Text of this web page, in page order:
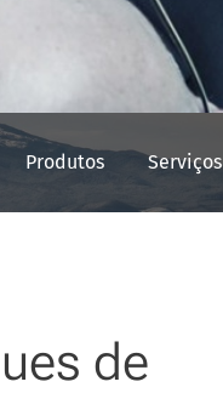
Produtos Serviços
de